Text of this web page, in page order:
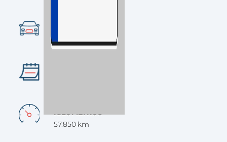
SUV
KILÓMETROS
57.850 km